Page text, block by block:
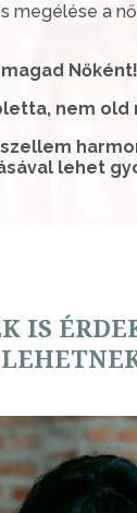
megélése a
Nőként!
nem old
lehet
IS